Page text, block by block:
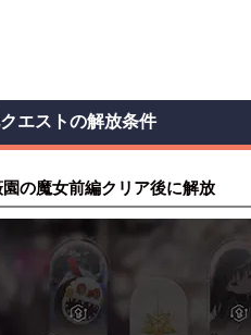
エストの解放条件
の魔女前編クリア後に解放